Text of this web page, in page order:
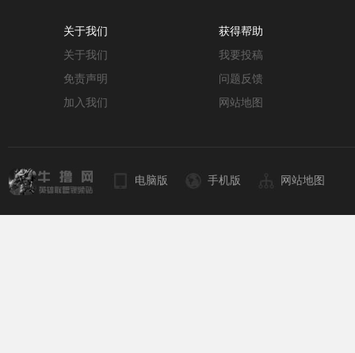
关于我们
关于我们
免责声明
加入我们
获得帮助
我要投稿
问题反馈
网站地图
电脑版 手机版 网站地图